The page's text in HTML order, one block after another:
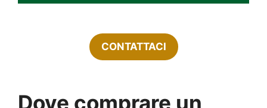
CONTATTACI
Dove comprare un